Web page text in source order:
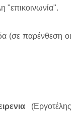
"επικοινωνία".
(σε παρένθεση οι
(Εργοτέλης